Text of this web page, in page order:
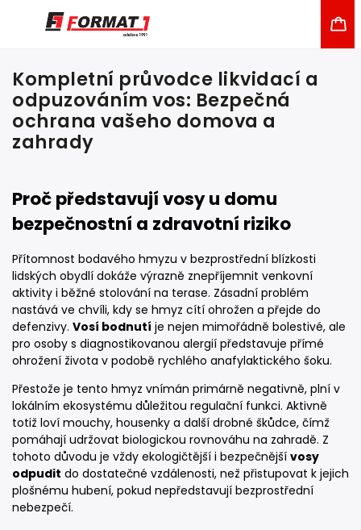
Kompletní průvodce likvidací a
odpuzováním vos: Bezpečná
ochrana vašeho domova a
zahrady
Proč představují vosy u domu
bezpečnostní a zdravotní riziko
Přítomnost bodavého hmyzu v bezprostřední blízkosti
lidských obydlí dokáže výrazně znepříjemnit venkovní
aktivity i běžné stolování na terase. Zásadní problém
nastává ve chvíli, kdy se hmyz cítí ohrožen a přejde do
defenzivy. Vosí bodnutí je nejen mimořádně bolestivé, ale
pro osoby s diagnostikovanou alergií představuje přímé
ohrožení života v podobě rychlého anafylaktického šoku.
Přestože je tento hmyz vnímán primárně negativně, plní v
lokálním ekosystému důležitou regulační funkci. Aktivně
totiž loví mouchy, housenky a další drobné škůdce, čímž
pomáhají udržovat biologickou rovnováhu na zahradě. Z
tohoto důvodu je vždy ekologičtější i bezpečnější vosy
odpudit do dostatečné vzdálenosti, než přistupovat k jejich
plošnému hubení, pokud nepředstavují bezprostřední
nebezpečí.